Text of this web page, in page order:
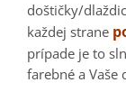
doštičky/
každej strane
prípade je to
farebné a Vaše